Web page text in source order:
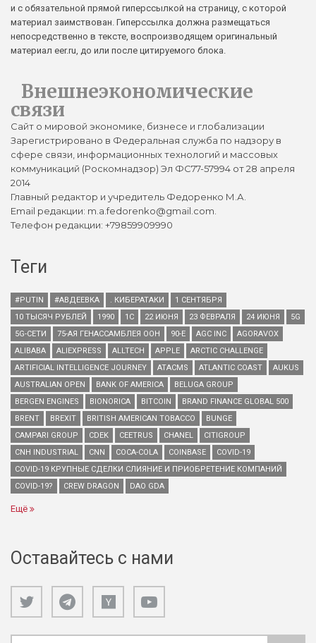
и с обязательной прямой гиперссылкой на страницу, с которой
материал заимствован. Гиперссылка должна размещаться
непосредственно в тексте, воспроизводящем оригинальный
материал eer.ru, до или после цитируемого блока.
Внешнеэкономические
связи
Сайт о мировой экономике, бизнесе и глобализации
Зарегистрировано в Федеральная служба по надзору в
сфере связи, информационных технологий и массовых
коммуникаций (Роскомнадзор) Эл ФС77-57994 от 28 апреля
2014
Главный редактор и учредитель Федоренко М.А.
Email редакции: m.a.fedorenko@gmail.com.
Телефон редакции: +79859909990
Теги
#PUTIN #АВДЕЕВКА . КИБЕРАТАКИ
1 СЕНТЯБРЯ
10 ТЫСЯЧ РУБЛЕЙ
1990 1С 22 ИЮНЯ 23 ФЕВРАЛЯ 24 ИЮНЯ
5G
5G-СЕТИ
75-АЯ ГЕНАССАМБЛЕЯ ООН 90-Е AGC INC
AGORAVOX
ALIBABA
ALIEXPRESS ALLTECH APPLE
ARCTIC CHALLENGE
ARTIFICIAL INTELLIGENCE JOURNEY
ATACMS ATLANTIC COAST
AUKUS
AUSTRALIAN OPEN
BANK OF AMERICA
BELUGA GROUP
BERGEN ENGINES
BIONORICA BITCOIN
BRAND FINANCE GLOBAL 500
BRENT
BREXIT BRITISH AMERICAN TOBACCO
BUNGE
CAMPARI GROUP
CDEK CEETRUS CHANEL
CITIGROUP
CNH INDUSTRIAL
CNN COCA-COLA COINBASE
COVID-19
COVID-19 КРУПНЫЕ СДЕЛКИ СЛИЯНИЕ И ПРИОБРЕТЕНИЕ КОМПАНИЙ
COVID-19?
CREW DRAGON DAO GDA
Ещё
Оставайтесь с нами